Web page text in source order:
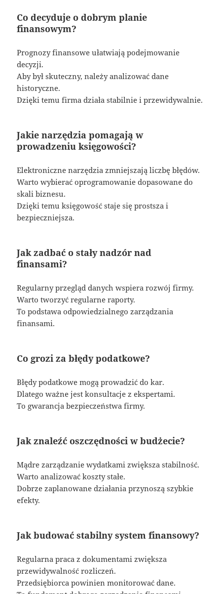
Co decyduje o dobrym planie
finansowym?
Prognozy finansowe ułatwiają podejmowanie
decyzji.
Aby był skuteczny, należy analizować dane
historyczne.
Dzięki temu firma działa stabilnie i przewidywalnie.
Jakie narzędzia pomagają w
prowadzeniu księgowości?
Elektroniczne narzędzia zmniejszają liczbę błędów.
Warto wybierać oprogramowanie dopasowane do
skali biznesu.
Dzięki temu księgowość staje się prostsza i
bezpieczniejsza.
Jak zadbać o stały nadzór nad
finansami?
Regularny przegląd danych wspiera rozwój firmy.
Warto tworzyć regularne raporty.
To podstawa odpowiedzialnego zarządzania
finansami.
Co grozi za błędy podatkowe?
Błędy podatkowe mogą prowadzić do kar.
Dlatego ważne jest konsultacje z ekspertami.
To gwarancja bezpieczeństwa firmy.
Jak znaleźć oszczędności w budżecie?
Mądre zarządzanie wydatkami zwiększa stabilność.
Warto analizować koszty stałe.
Dobrze zaplanowane działania przynoszą szybkie
efekty.
Jak budować stabilny system finansowy?
Regularna praca z dokumentami zwiększa
przewidywalność rozliczeń.
Przedsiębiorca powinien monitorować dane.